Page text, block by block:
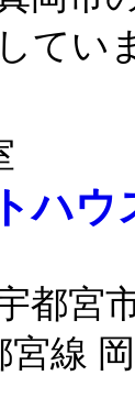
てい
ハウ
都宮
宮線